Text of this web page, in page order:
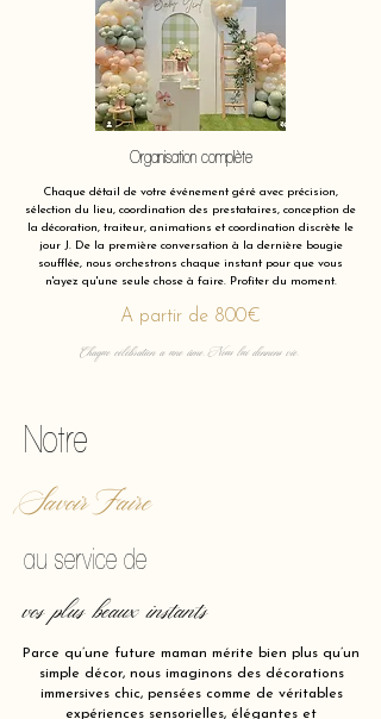
Organisation complète
Chaque détail de votre événement géré avec précision,
sélection du lieu, coordination des prestataires, conception de
la décoration, traiteur, animations et coordination discrète le
jour J. De la première conversation à la dernière bougie
soufflée, nous orchestrons chaque instant pour que vous
n'ayez qu'une seule chose à faire. Profiter du moment.
A partir de 800€
Chaque célébration a une âme. Nous lui donnons vie.
Notre
Savoir Faire
au service de
vos plus beaux instants
Parce qu’une future maman mérite bien plus qu’un
simple décor, nous imaginons des décorations
immersives chic, pensées comme de véritables
expériences sensorielles, élégantes et